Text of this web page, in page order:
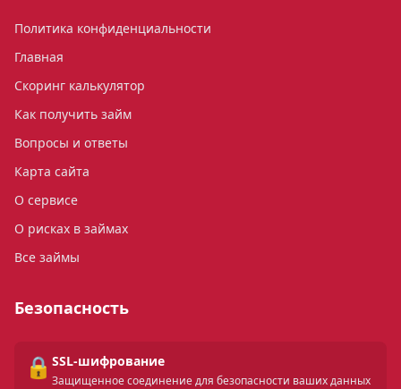
Политика конфиденциальности
Главная
Скоринг калькулятор
Как получить займ
Вопросы и ответы
Карта сайта
О сервисе
О рисках в займах
Все займы
Безопасность
🔒 SSL-шифрование
Защищенное соединение для безопасности ваших данных